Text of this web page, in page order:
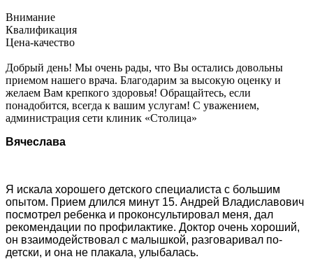
Внимание
Квалификация
Цена-качество
Добрый день! Мы очень рады, что Вы остались довольны
приемом нашего врача. Благодарим за высокую оценку и
желаем Вам крепкого здоровья! Обращайтесь, если
понадобится, всегда к вашим услугам! С уважением,
администрация сети клиник «Столица»
Вячеслава
Я искала хорошего детского специалиста с большим
опытом. Прием длился минут 15. Андрей Владиславович
посмотрел ребенка и проконсультировал меня, дал
рекомендации по профилактике. Доктор очень хороший,
он взаимодействовал с малышкой, разговаривал по-
детски, и она не плакала, улыбалась.